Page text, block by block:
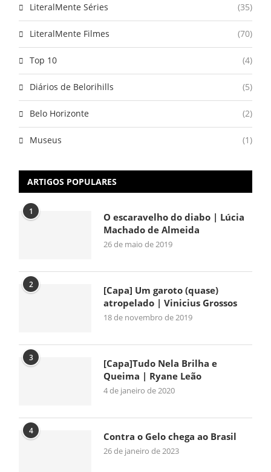
LiteralMente Séries (35)
LiteralMente Filmes (70)
Top 10 (4)
Diários de Belorihills (5)
Belo Horizonte (2)
Museus (1)
ARTIGOS POPULARES
1
O escaravelho do diabo | Lúcia
Machado de Almeida
26 de maio de 2019
2
[Capa] Um garoto (quase)
atropelado | Vinicius Grossos
18 de novembro de 2019
3
[Capa]Tudo Nela Brilha e
Queima | Ryane Leão
4 de janeiro de 2020
4 Contra o Gelo chega ao Brasil
26 de janeiro de 2023